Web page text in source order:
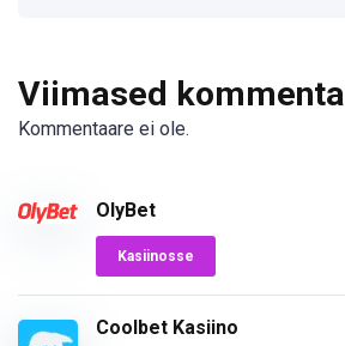
Viimased
Kommentaare ei ole.
OlyBet
Kasiinosse
Coolbet Kasiino